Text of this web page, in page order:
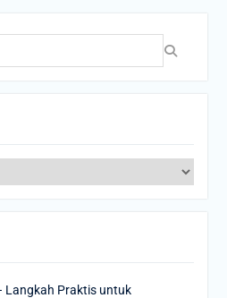
Langkah Praktis untuk